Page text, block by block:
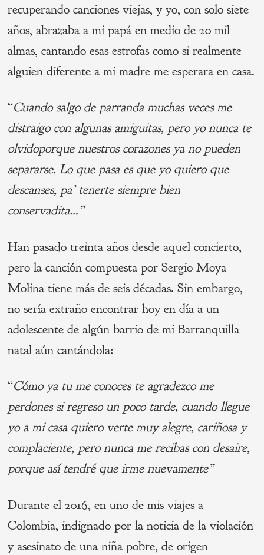
recuperando canciones viejas, y yo, con solo siete
años, abrazaba a mi papá en medio de 20 mil
almas, cantando esas estrofas como si realmente
alguien diferente a mi madre me esperara en casa.
“Cuando salgo de parranda muchas veces me
distraigo con algunas amiguitas, pero yo nunca te
olvidoporque nuestros corazones ya no pueden
separarse. Lo que pasa es que yo quiero que
descanses, pa’ tenerte siempre bien
conservadita…”
Han pasado treinta años desde aquel concierto,
pero la canción compuesta por Sergio Moya
Molina tiene más de seis décadas. Sin embargo,
no sería extraño encontrar hoy en día a un
adolescente de algún barrio de mi Barranquilla
natal aún cantándola:
“Cómo ya tu meconoces teagradezco me
perdones siregreso un poco tarde, cuandollegue
yo a micasa quiero verte muy alegre, cariñosay
complaciente, peronunca me recibas con desaire,
porqueasí tendré que irme nuevamente”
Durante el 2016, en uno de mis viajes a
Colombia, indignado por la noticia de la violación
y asesinato de una niña pobre, de origen